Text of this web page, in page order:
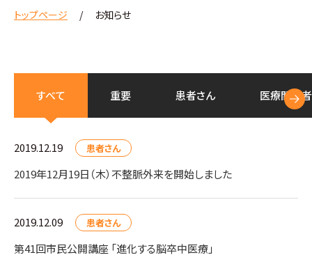
トップページ お知らせ
すべて 重要 患者さん 医療関係
2019.12.19 患者さん
2019年12月19日（木）不整脈外来を開始しました
2019.12.09 患者さん
第41回市民公開講座 「進化する脳卒中医療」